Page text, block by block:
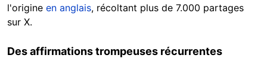
l'origine en anglais, récoltant plus de 7.000 partages
sur X.
Des affirmations trompeuses récurrentes